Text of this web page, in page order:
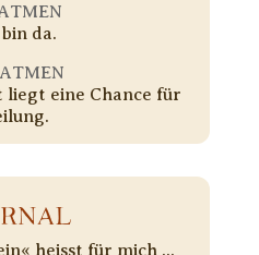
da.
liegt eine Chance für
heisst für mich ...